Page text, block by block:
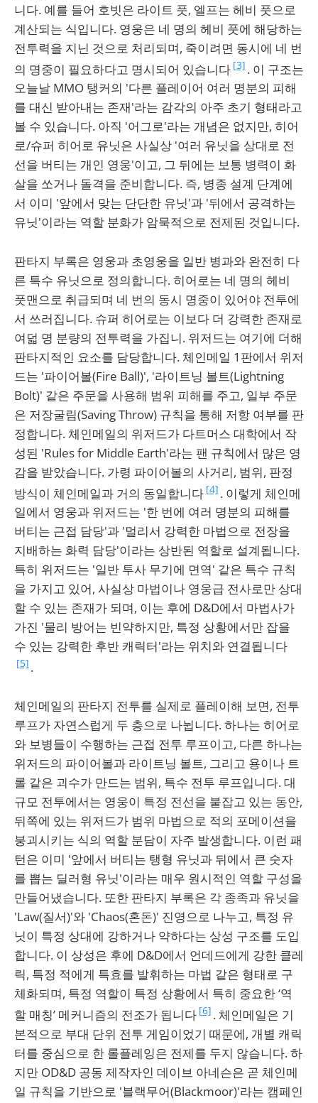
니다. 예를 들어 호빗은 라이트 풋, 엘프는 헤비 풋으로
계산되는 식입니다. 영웅은 네 명의 헤비 풋에 해당하는
전투력을 지닌 것으로 처리되며, 죽이려면 동시에 네 번
의 명중이 필요하다고 명시되어 있습니다 [3] . 이 구조는
오늘날 MMO 탱커의 '다른 플레이어 여러 명분의 피해
를 대신 받아내는 존재'라는 감각의 아주 초기 형태라고
볼 수 있습니다. 아직 '어그로'라는 개념은 없지만, 히어
로/슈퍼 히어로 유닛은 사실상 '여러 유닛을 상대로 전
선을 버티는 개인 영웅'이고, 그 뒤에는 보통 병력이 화
살을 쏘거나 돌격을 준비합니다. 즉, 병종 설계 단계에
서 이미 '앞에서 맞는 단단한 유닛'과 '뒤에서 공격하는
유닛'이라는 역할 분화가 암묵적으로 전제된 것입니다.
판타지 부록은 영웅과 초영웅을 일반 병과와 완전히 다
른 특수 유닛으로 정의합니다. 히어로는 네 명의 헤비
풋맨으로 취급되며 네 번의 동시 명중이 있어야 전투에
서 쓰러집니다. 슈퍼 히어로는 이보다 더 강력한 존재로
여덟 명 분량의 전투력을 가집니. 위저드는 여기에 더해
판타지적인 요소를 담당합니다. 체인메일 1판에서 위저
드는 '파이어볼(Fire Ball)', '라이트닝 볼트(Lightning
Bolt)' 같은 주문을 사용해 범위 피해를 주고, 일부 주문
은 저장굴림(Saving Throw) 규칙을 통해 저항 여부를 판
정합니다. 체인메일의 위저드가 다트머스 대학에서 작
성된 'Rules for Middle Earth'라는 팬 규칙에서 많은 영
감을 받았습니다. 가령 파이어볼의 사거리, 범위, 판정
방식이 체인메일과 거의 동일합니다 [4] . 이렇게 체인메
일에서 영웅과 위저드는 '한 번에 여러 명분의 피해를
버티는 근접 담당'과 '멀리서 강력한 마법으로 전장을
지배하는 화력 담당'이라는 상반된 역할로 설계됩니다.
특히 위저드는 '일반 투사 무기에 면역' 같은 특수 규칙
을 가지고 있어, 사실상 마법이나 영웅급 전사로만 상대
할 수 있는 존재가 되며, 이는 후에 D&D에서 마법사가
가진 '물리 방어는 빈약하지만, 특정 상황에서만 잡을
수 있는 강력한 후반 캐릭터'라는 위치와 연결됩니다
[5] .
체인메일의 판타지 전투를 실제로 플레이해 보면, 전투
루프가 자연스럽게 두 층으로 나뉩니다. 하나는 히어로
와 보병들이 수행하는 근접 전투 루프이고, 다른 하나는
위저드의 파이어볼과 라이트닝 볼트, 그리고 용이나 트
롤 같은 괴수가 만드는 범위, 특수 전투 루프입니다. 대
규모 전투에서는 영웅이 특정 전선을 붙잡고 있는 동안,
뒤쪽에 있는 위저드가 범위 마법으로 적의 포메이션을
붕괴시키는 식의 역할 분담이 자주 발생합니다. 이런 패
턴은 이미 '앞에서 버티는 탱형 유닛과 뒤에서 큰 숫자
를 뽑는 딜러형 유닛'이라는 매우 원시적인 역할 구성을
만들어냈습니다. 또한 판타지 부록은 각 종족과 유닛을
'Law(질서)'와 'Chaos(혼돈)' 진영으로 나누고, 특정 유
닛이 특정 상대에 강하거나 약하다는 상성 구조를 도입
합니다. 이 상성은 후에 D&D에서 언데드에게 강한 클레
릭, 특정 적에게 특효를 발휘하는 마법 같은 형태로 구
체화되며, 특정 역할이 특정 상황에서 특히 중요한 ‘역
할 매칭’ 메커니즘의 전조가 됩니다 [6] . 체인메일은 기
본적으로 부대 단위 전투 게임이었기 때문에, 개별 캐릭
터를 중심으로 한 롤플레잉은 전제를 두지 않습니다. 하
지만 OD&D 공동 제작자인 데이브 아네슨은 곧 체인메
일 규칙을 기반으로 '블랙무어(Blackmoor)'라는 캠페인